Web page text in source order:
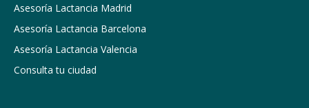
Asesoría Lactancia Madrid
Asesoría Lactancia Barcelona
Asesoría Lactancia Valencia
Consulta tu ciudad